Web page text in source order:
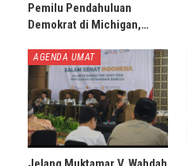
Pemilu Pendahuluan
Demokrat di Michigan,…
AGENDA UMAT